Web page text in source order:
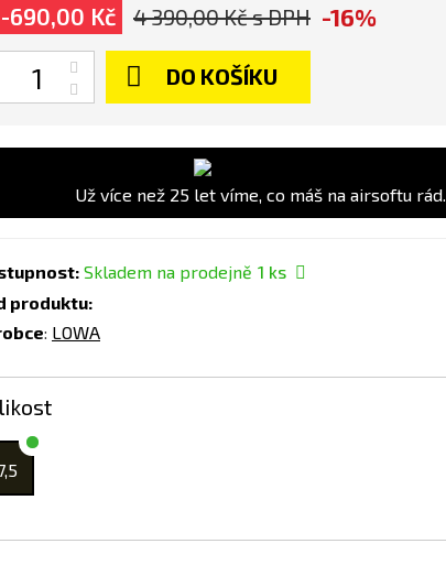
-690,00 Kč 4 390,00 Kčs DPH -16%
DO KOŠÍKU
Už více než 25 let víme, co máš na airsoftu rád.
Skladem na prodejně 1 ks
produktu:
: LOWA